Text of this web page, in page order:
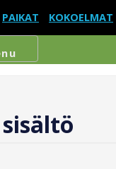
PAIKAT KOKOELMAT